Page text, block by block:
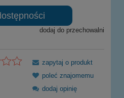
dodaj do przechowalni
zapytaj o produkt
poleć znajomemu
dodaj opinię